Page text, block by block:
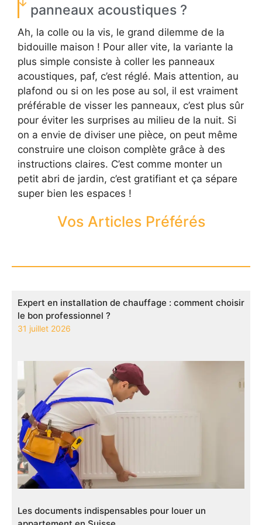
panneaux acoustiques ?
Ah, la colle ou la vis, le grand dilemme de la
bidouille maison ! Pour aller vite, la variante la
plus simple consiste à coller les panneaux
acoustiques, paf, c’est réglé. Mais attention, au
plafond ou si on les pose au sol, il est vraiment
préférable de visser les panneaux, c’est plus sûr
pour éviter les surprises au milieu de la nuit. Si
on a envie de diviser une pièce, on peut même
construire une cloison complète grâce à des
instructions claires. C’est comme monter un
petit abri de jardin, c’est gratifiant et ça sépare
super bien les espaces !
Vos Articles Préférés
Expert en installation de chauffage : comment choisir
le bon professionnel ?
31 juillet 2026
Les documents indispensables pour louer un